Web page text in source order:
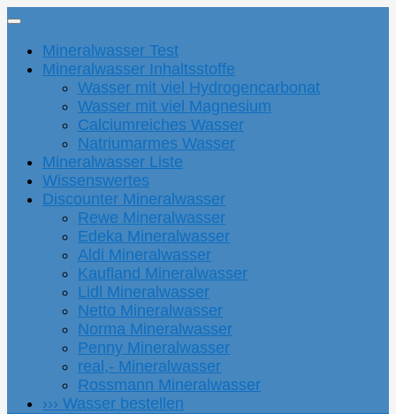
Mineralwasser Test
Mineralwasser Inhaltsstoffe
Wasser mit viel Hydrogencarbonat
Wasser mit viel Magnesium
Calciumreiches Wasser
Natriumarmes Wasser
Mineralwasser Liste
Wissenswertes
Discounter Mineralwasser
Rewe Mineralwasser
Edeka Mineralwasser
Aldi Mineralwasser
Kaufland Mineralwasser
Lidl Mineralwasser
Netto Mineralwasser
Norma Mineralwasser
Penny Mineralwasser
real,- Mineralwasser
Rossmann Mineralwasser
››› Wasser bestellen